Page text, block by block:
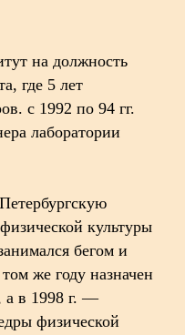
на должность
где 5 лет
с 1992 по 94 гг.
лаборатории
культуры
бегом и
же году назначен
а в 1998 г. —
физической